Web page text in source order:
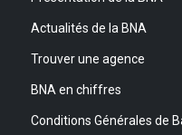
Actualités de la BNA
Trouver une agence
BNA en chiffres
Conditions Générales de